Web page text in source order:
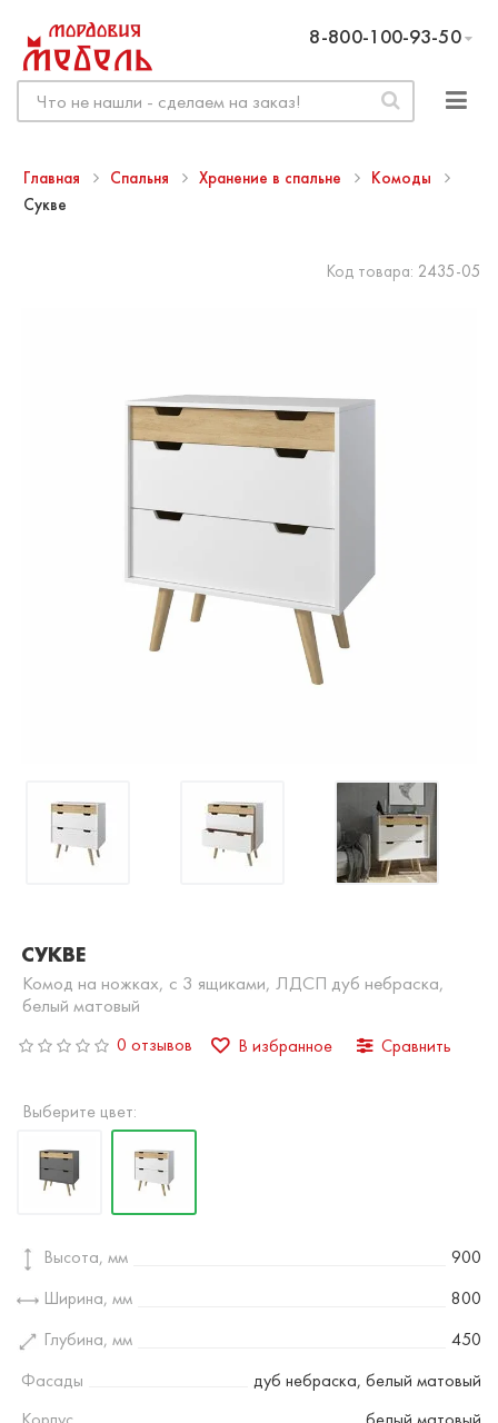
8-800-100-93-50
Главная Спальня Хранение в спальне
Комоды
Сукве
Код товара: 2435-05
СУКВЕ
Комод на ножках, с 3 ящиками, ЛДСП дуб небраска,
белый матовый
0 отзывов В избранное Сравнить
Выберите цвет:
Высота, мм
900
Ширина, мм
800
Глубина, мм
450
Фасады
дуб небраска, белый матовый